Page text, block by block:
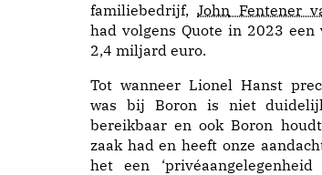
familiebedrijf, John Fentener
had volgens Quote in 2023 een
2,4 miljard euro.
Tot wanneer Lionel Hanst
was bij Boron is niet
bereikbaar en ook Boron
zaak had en heeft onze
het een